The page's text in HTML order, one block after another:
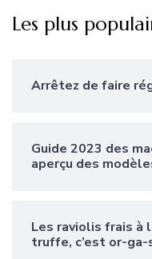
Les plus
Arrêtez de faire
Guide 2023 des
aperçu des
Les raviolis frais à
truffe, c’est or-ga-